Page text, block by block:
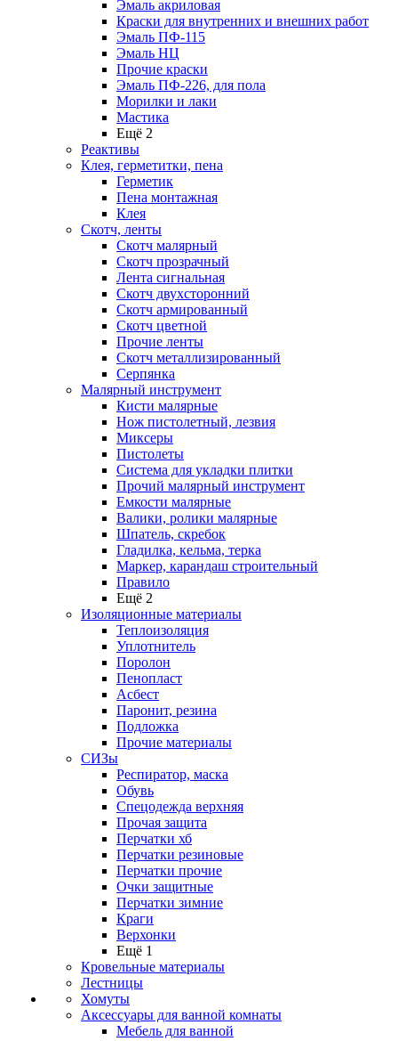
Эмаль акриловая
Краски для внутренних и внешних работ
Эмаль ПФ-115
Эмаль НЦ
Прочие краски
Эмаль ПФ-226, для пола
Морилки и лаки
Мастика
Ещё 2
Реактивы
Клея, герметитки, пена
Герметик
Пена монтажная
Клея
Скотч, ленты
Скотч малярный
Скотч прозрачный
Лента сигнальная
Скотч двухсторонний
Скотч армированный
Скотч цветной
Прочие ленты
Скотч металлизированный
Серпянка
Малярный инструмент
Кисти малярные
Нож пистолетный, лезвия
Миксеры
Пистолеты
Система для укладки плитки
Прочий малярный инструмент
Емкости малярные
Валики, ролики малярные
Шпатель, скребок
Гладилка, кельма, терка
Маркер, карандаш строительный
Правило
Ещё 2
Изоляционные материалы
Теплоизоляция
Уплотнитель
Поролон
Пенопласт
Асбест
Паронит, резина
Подложка
Прочие материалы
СИЗы
Респиратор, маска
Обувь
Спецодежда верхняя
Прочая защита
Перчатки хб
Перчатки резиновые
Перчатки прочие
Очки защитные
Перчатки зимние
Краги
Верхонки
Ещё 1
Кровельные материалы
Лестницы
Хомуты
Аксессуары для ванной комнаты
Мебель для ванной